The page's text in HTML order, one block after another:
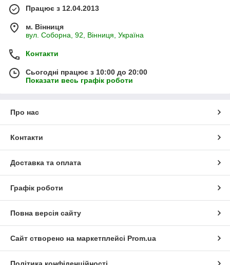
Працює з 12.04.2013
м. Вінниця
вул. Соборна, 92, Вінниця, Україна
Контакти
Сьогодні працює з 10:00 до 20:00
Показати весь графік роботи
Про нас
Контакти
Доставка та оплата
Графік роботи
Повна версія сайту
Сайт створено на маркетплейсі Prom.ua